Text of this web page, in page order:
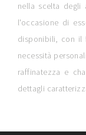
nella scelta degli
l'occasione di
disponibili, con il
necessità
raffinatezza e
dettagli